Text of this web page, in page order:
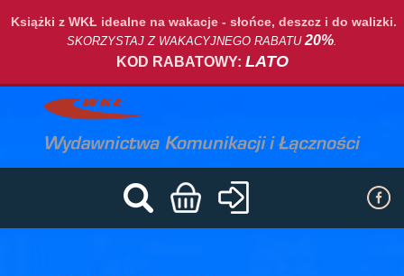
Książki z WKŁ idealne na wakacje - słońce, deszcz i do walizki.
SKORZYSTAJ Z WAKACYJNEGO RABATU20%.
KOD RABATOWY: LATO